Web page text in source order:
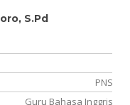
S.Pd
PNS
Guru Bahasa Inggris